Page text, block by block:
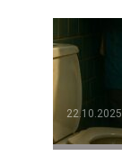
22.10.2025